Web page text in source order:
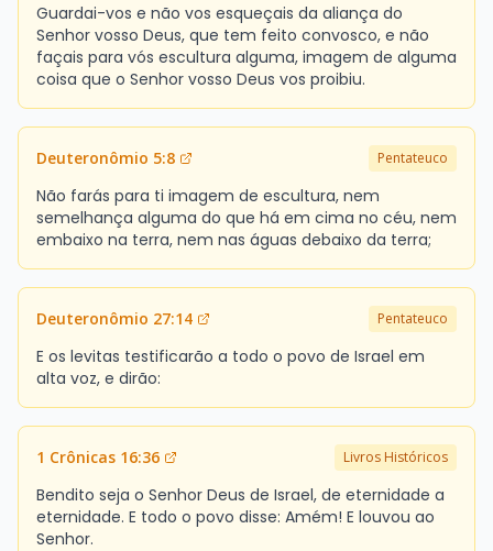
Guardai-vos e não vos esqueçais da aliança do
Senhor vosso Deus, que tem feito convosco, e não
façais para vós escultura alguma, imagem de alguma
coisa que o Senhor vosso Deus vos proibiu.
Deuteronômio 5:8 Pentateuco
Não farás para ti imagem de escultura, nem
semelhança alguma do que há em cima no céu, nem
embaixo na terra, nem nas águas debaixo da terra;
Deuteronômio 27:14 Pentateuco
E os levitas testificarão a todo o povo de Israel em
alta voz, e dirão:
1 Crônicas 16:36 Livros Históricos
Bendito seja o Senhor Deus de Israel, de eternidade a
eternidade. E todo o povo disse: Amém! E louvou ao
Senhor.